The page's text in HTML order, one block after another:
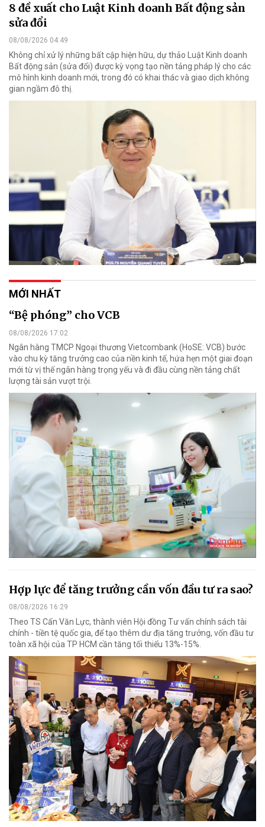
8 đề xuất cho Luật Kinh doanh Bất động sản
sửa đổi
08/08/2026 04:49
Không chỉ xử lý những bất cập hiện hữu, dự thảo Luật Kinh doanh
Bất động sản (sửa đổi) được kỳ vọng tạo nền tảng pháp lý cho các
mô hình kinh doanh mới, trong đó có khai thác và giao dịch không
gian ngầm đô thị.
MỚI NHẤT
“Bệ phóng” cho VCB
08/08/2026 17:02
Ngân hàng TMCP Ngoại thương Vietcombank (HoSE: VCB) bước
vào chu kỳ tăng trưởng cao của nền kinh tế, hứa hẹn một giai đoạn
mới từ vị thế ngân hàng trọng yếu và đi đầu cùng nền tảng chất
lượng tài sản vượt trội.
Hợp lực để tăng trưởng cần vốn đầu tư ra sao?
08/08/2026 16:29
Theo TS Cấn Văn Lực, thành viên Hội đồng Tư vấn chính sách tài
chính - tiền tệ quốc gia, để tạo thêm dư địa tăng trưởng, vốn đầu tư
toàn xã hội của TP HCM cần tăng tối thiểu 13%-15%.